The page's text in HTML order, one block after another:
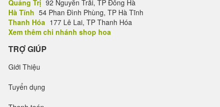
Quảng Trị 92 Nguyễn Trãi, TP Đông Hà
Hà Tĩnh 54 Phan Đình Phùng, TP Hà Tĩnh
Thanh Hóa 177 Lê Lai, TP Thanh Hóa
Xem thêm chi nhánh shop hoa
TRỢ GIÚP
Giới Thiệu
Tuyển dụng